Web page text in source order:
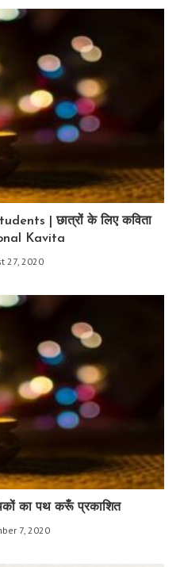
| छात्रों के लिए कविता
Kavita
27, 2020
का पथ करूँ प्रकाशित
7, 2020